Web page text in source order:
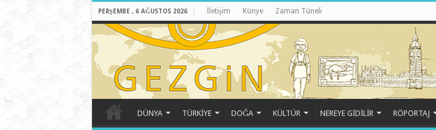
PERŞEMBE , 6 AĞUSTOS 2026 İletişim Künye Zaman Tüneli
DÜNYA TÜRKİYE DOĞA KÜLTÜR NEREYE GİDİLİR RÖPORTAJ